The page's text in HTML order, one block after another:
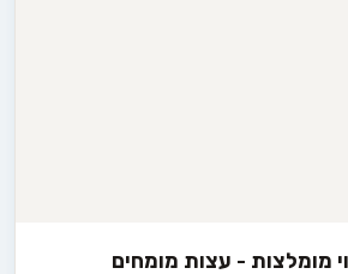
מומלצות - עצות מומחים